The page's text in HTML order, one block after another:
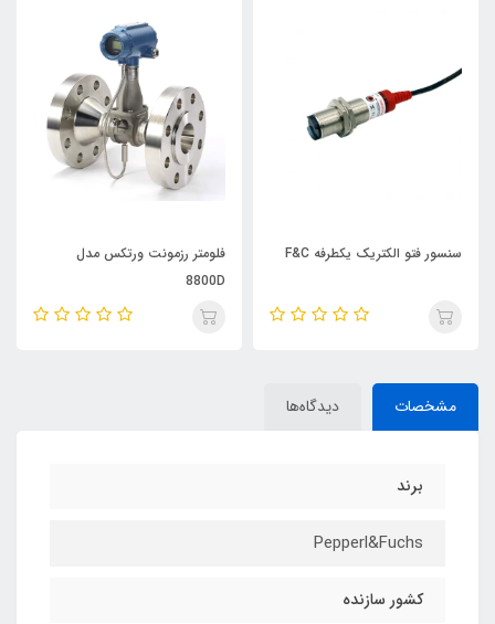
سنسور فتو الکتریک یکطرفه F&C
فلومتر رزمونت ورتکس مدل
8800D
مشخصات دیدگاه‌ها
برند
Pepperl&Fuchs
کشور سازنده